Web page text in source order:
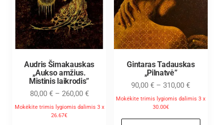
Audris Šimakauskas
„Aukso amžius.
Mistinis laikrodis”
80,00 € – 260,00 €
Mokėkite trimis lygiomis dalimis 3 x
26.67€
Gintaras Tadauskas
„Pilnatvė”
90,00€ – 310,00€
Mokėkite trimis lygiomis dalimis 3 x
30.00€